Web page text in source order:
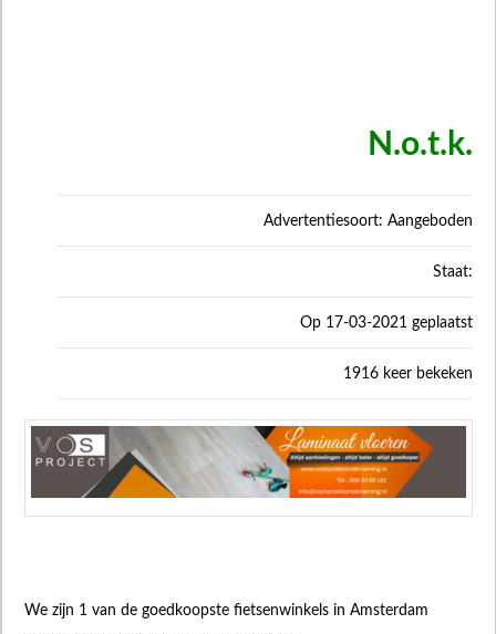
N.o.t.k.
Advertentiesoort: Aangeboden
Staat:
Op 17-03-2021 geplaatst
1916 keer bekeken
We zijn 1 van de goedkoopste fietsenwinkels in Amsterdam